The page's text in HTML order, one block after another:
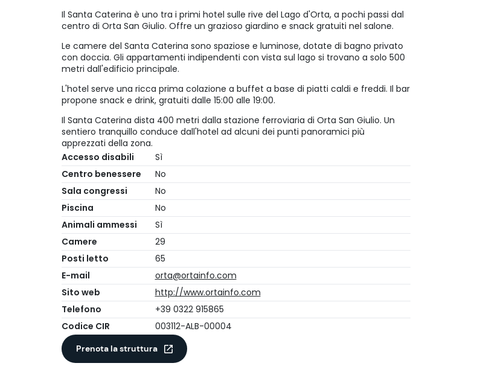
Il Santa Caterina è uno tra i primi hotel sulle rive del Lago d'Orta, a pochi passi dal
centro di Orta San Giulio. Offre un grazioso giardino e snack gratuiti nel salone.
Le camere del Santa Caterina sono spaziose e luminose, dotate di bagno privato
con doccia. Gli appartamenti indipendenti con vista sul lago si trovano a solo 500
metri dall'edificio principale.
L'hotel serve una ricca prima colazione a buffet a base di piatti caldi e freddi. Il bar
propone snack e drink, gratuiti dalle 15:00 alle 19:00.
Il Santa Caterina dista 400 metri dalla stazione ferroviaria di Orta San Giulio. Un
sentiero tranquillo conduce dall'hotel ad alcuni dei punti panoramici più
apprezzati della zona.
Accesso disabili
Sì
Centro benessere
No
Sala congressi
No
Piscina
No
Animali ammessi
Sì
Camere
29
Posti letto
65
E-mail
orta@ortainfo.com
Sito web
http://www.ortainfo.com
Telefono
+39 0322 915865
Codice CIR
003112-ALB-00004
Prenota la struttura